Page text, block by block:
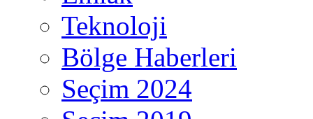
Teknoloji
Bölge Haberleri
Seçim 2024